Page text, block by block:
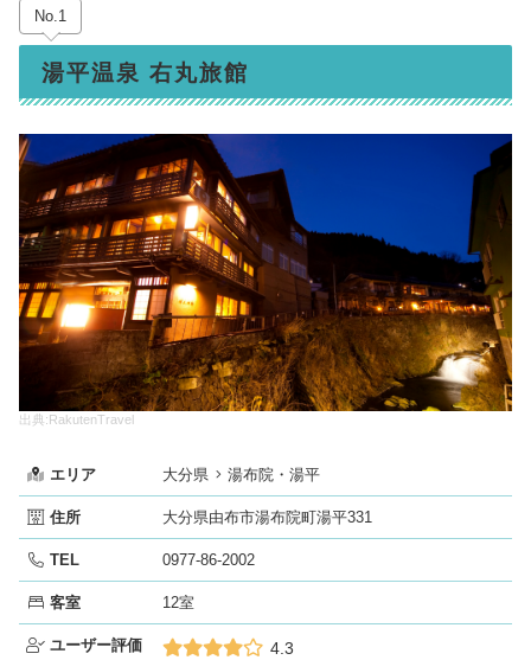
No.1
湯平温泉 右丸旅館
出典:RakutenTravel
エリア 大分県 湯布院・湯平
住所 大分県由布市湯布院町湯平331
TEL 0977-86-2002
客室 12室
ユーザー評価 4.3